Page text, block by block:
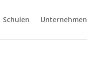
Schulen Unternehmen